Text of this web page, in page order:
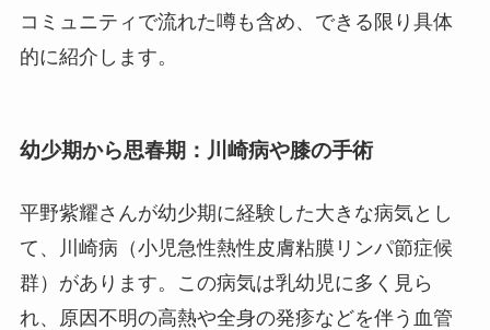
コミュニティで流れた噂も含め、できる限り具体
的に紹介します。
幼少期から思春期：川崎病や膝の手術
平野紫耀さんが幼少期に経験した大きな病気とし
て、川崎病（小児急性熱性皮膚粘膜リンパ節症候
群）があります。この病気は乳幼児に多く見ら
れ、原因不明の高熱や全身の発疹などを伴う血管